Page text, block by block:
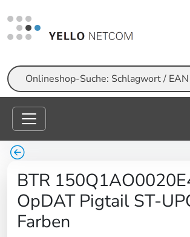
Suche
BTR
OpDAT Pigtail ST-
Farben